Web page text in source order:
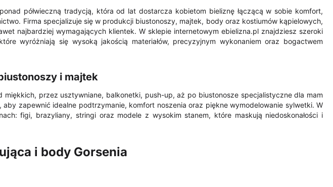
półwieczną tradycją, która od lat dostarcza kobietom bieliznę łączącą w sobie komfort,
Firma specjalizuje się w produkcji biustonoszy, majtek, body oraz kostiumów kąpielowych,
najbardziej wymagających klientek. W sklepie internetowym ebielizna.pl znajdziesz szeroki
wyróżniają się wysoką jakością materiałów, precyzyjnym wykonaniem oraz bogactwem
i majtek
miękkich, przez usztywniane, balkonetki, push-up, aż po biustonosze specjalistyczne dla mam
zapewnić idealne podtrzymanie, komfort noszenia oraz piękne wymodelowanie sylwetki. W
figi, brazyliany, stringi oraz modele z wysokim stanem, które maskują niedoskonałości i
i body Gorsenia